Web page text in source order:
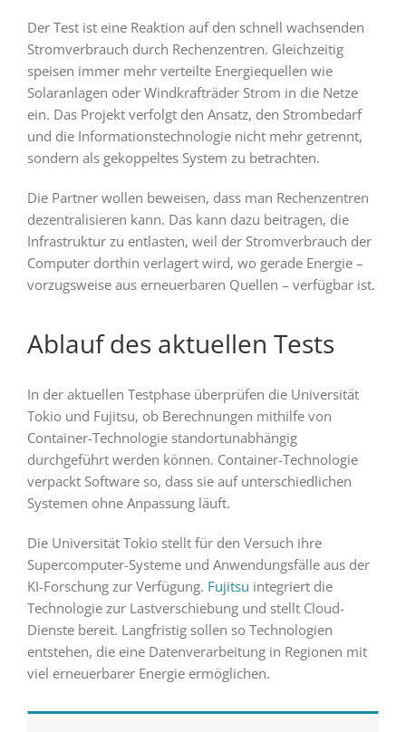
Der Test ist eine Reaktion auf den schnell wachsenden
Stromverbrauch durch Rechenzentren. Gleichzeitig
speisen immer mehr verteilte Energiequellen wie
Solaranlagen oder Windkrafträder Strom in die Netze
ein. Das Projekt verfolgt den Ansatz, den Strombedarf
und die Informationstechnologie nicht mehr getrennt,
sondern als gekoppeltes System zu betrachten.
Die Partner wollen beweisen, dass man Rechenzentren
dezentralisieren kann. Das kann dazu beitragen, die
Infrastruktur zu entlasten, weil der Stromverbrauch der
Computer dorthin verlagert wird, wo gerade Energie –
vorzugsweise aus erneuerbaren Quellen – verfügbar ist.
Ablauf des aktuellen Tests
In der aktuellen Testphase überprüfen die Universität
Tokio und Fujitsu, ob Berechnungen mithilfe von
Container-Technologie standortunabhängig
durchgeführt werden können. Container-Technologie
verpackt Software so, dass sie auf unterschiedlichen
Systemen ohne Anpassung läuft.
Die Universität Tokio stellt für den Versuch ihre
Supercomputer-Systeme und Anwendungsfälle aus der
KI-Forschung zur Verfügung. Fujitsu integriert die
Technologie zur Lastverschiebung und stellt Cloud-
Dienste bereit. Langfristig sollen so Technologien
entstehen, die eine Datenverarbeitung in Regionen mit
viel erneuerbarer Energie ermöglichen.